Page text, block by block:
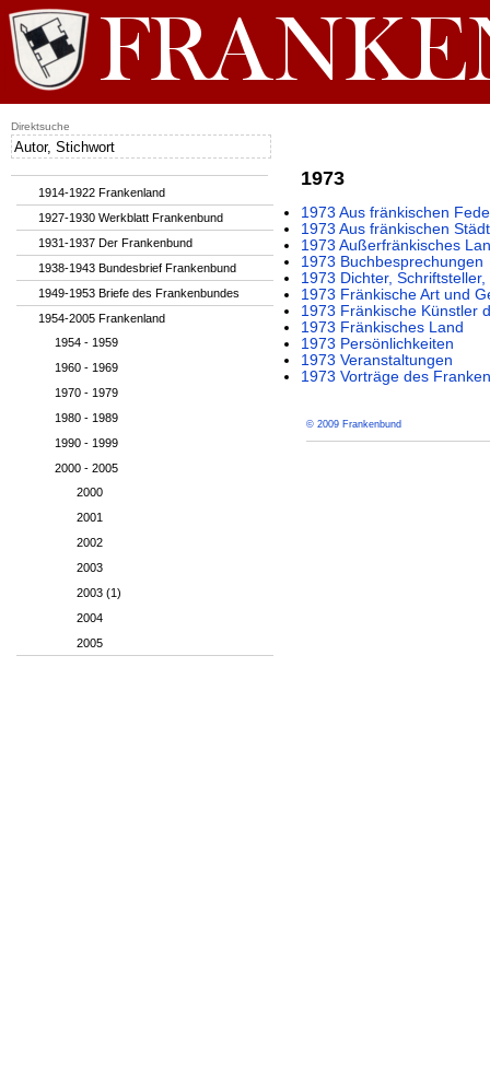
1973
1973 Aus fränkischen
1973 Aus fränkischen
1973 Außerfränkisches
1973 Buchbesprechungen
1973 Dichter,
1973 Fränkische Art und
1973 Fränkische Künstler
1973 Fränkisches Land
1973 Persönlichkeiten
1973 Veranstaltungen
1973 Vorträge des
© 2009 Frankenbund
1914-1922 Frankenland
1927-1930 Werkblatt Frankenbund
1931-1937 Der Frankenbund
1938-1943 Bundesbrief Frankenbund
1949-1953 Briefe des Frankenbundes
1954-2005 Frankenland
1954 - 1959
1960 - 1969
1970 - 1979
1980 - 1989
1990 - 1999
2000 - 2005
2000
2001
2002
2003
2003 (1)
2004
2005
Direktsuche